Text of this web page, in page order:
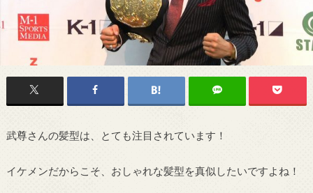
武尊さんの髪型は、とても注目されています！
イケメンだからこそ、おしゃれな髪型を真似したいですよね！